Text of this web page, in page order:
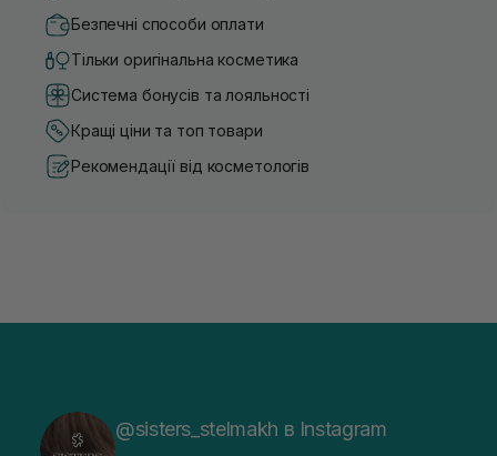
Безпечні способи оплати
Тільки оригінальна косметика
Система бонусів та лояльності
Кращі ціни та топ товари
Рекомендації від косметологів
@sisters_stelmakh в Instagram